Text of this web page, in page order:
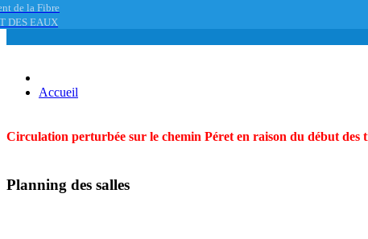
de la Fibre
DES EAUX
Accueil
Circulation perturbée sur le chemin Péret en raison du début
Planning des salles